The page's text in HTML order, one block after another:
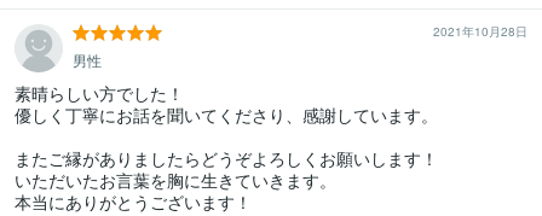
2021年10月28日
男性
素晴らしい方でした！
優しく丁寧にお話を聞いてくださり、感謝しています。
またご縁がありましたらどうぞよろしくお願いします！
いただいたお言葉を胸に生きていきます。
本当にありがとうございます！